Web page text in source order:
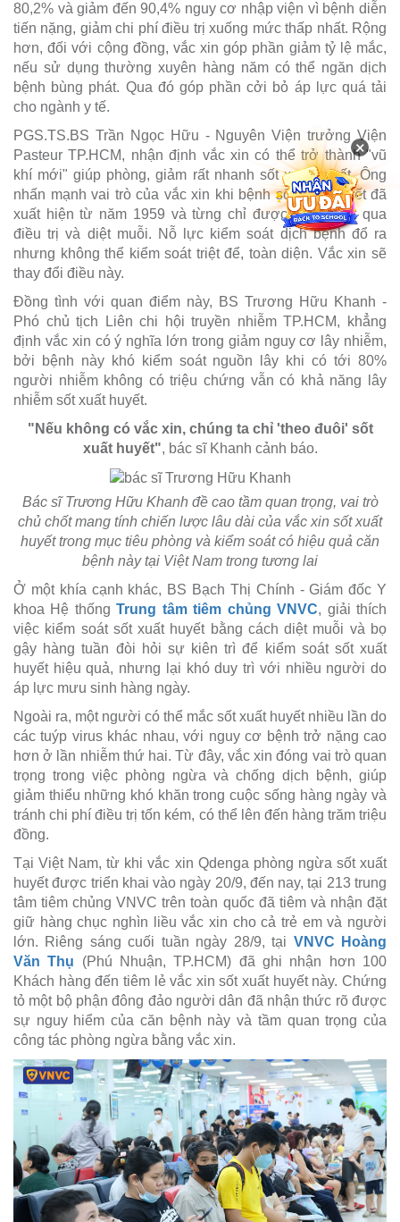
80,2% và giảm đến 90,4% nguy cơ nhập viện vì bệnh diễn
tiến nặng, giảm chi phí điều trị xuống mức thấp nhất. Rộng
hơn, đối với cộng đồng, vắc xin góp phần giảm tỷ lệ mắc,
nếu sử dụng thường xuyên hàng năm có thể ngăn dịch
bệnh bùng phát. Qua đó góp phần cởi bỏ áp lực quá tải
cho ngành y tế.
PGS.TS.BS Trần Ngọc Hữu - Nguyên Viện trưởng Viện
Pasteur TP.HCM, nhận định vắc xin có thể trở thành "vũ
khí mới" giúp phòng, giảm rất nhanh sốt xuất huyết. Ông
nhấn mạnh vai trò của vắc xin khi bệnh sốt xuất huyết đã
xuất hiện từ năm 1959 và từng chỉ được kiểm soát qua
điều trị và diệt muỗi. Nỗ lực kiểm soát dịch bệnh đổ ra
nhưng không thể kiểm soát triệt để, toàn diện. Vắc xin sẽ
thay đổi điều này.
Đồng tình với quan điểm này, BS Trương Hữu Khanh -
Phó chủ tịch Liên chi hội truyền nhiễm TP.HCM, khẳng
định vắc xin có ý nghĩa lớn trong giảm nguy cơ lây nhiễm,
bởi bệnh này khó kiểm soát nguồn lây khi có tới 80%
người nhiễm không có triệu chứng vẫn có khả năng lây
nhiễm sốt xuất huyết.
"Nếu không có vắc xin, chúng ta chỉ 'theo đuôi' sốt
xuất huyết", bác sĩ Khanh cảnh báo.
Bác sĩ Trương Hữu Khanh đề cao tầm quan trọng, vai trò
chủ chốt mang tính chiến lược lâu dài của vắc xin sốt xuất
huyết trong mục tiêu phòng và kiểm soát có hiệu quả căn
bệnh này tại Việt Nam trong tương lai
Ở một khía cạnh khác, BS Bạch Thị Chính - Giám đốc Y
khoa Hệ thốngTrung tâm tiêm chủng VNVC, giải thích
việc kiểm soát sốt xuất huyết bằng cách diệt muỗi và bọ
gậy hàng tuần đòi hỏi sự kiên trì để kiểm soát sốt xuất
huyết hiệu quả, nhưng lại khó duy trì với nhiều người do
áp lực mưu sinh hàng ngày.
Ngoài ra, một người có thể mắc sốt xuất huyết nhiều lần do
các tuýp virus khác nhau, với nguy cơ bệnh trở nặng cao
hơn ở lần nhiễm thứ hai. Từ đây, vắc xin đóng vai trò quan
trọng trong việc phòng ngừa và chống dịch bệnh, giúp
giảm thiểu những khó khăn trong cuộc sống hàng ngày và
tránh chi phí điều trị tốn kém, có thể lên đến hàng trăm triệu
đồng.
Tại Việt Nam, từ khi vắc xin Qdenga phòng ngừa sốt xuất
huyết được triển khai vào ngày 20/9, đến nay, tại 213 trung
tâm tiêm chủng VNVC trên toàn quốc đã tiêm và nhận đặt
giữ hàng chục nghìn liều vắc xin cho cả trẻ em và người
lớn. Riêng sáng cuối tuần ngày 28/9, tại VNVC Hoàng
Văn Thụ (Phú Nhuận, TP.HCM) đã ghi nhận hơn 100
Khách hàng đến tiêm lẻ vắc xin sốt xuất huyết này. Chứng
tỏ một bộ phận đông đảo người dân đã nhận thức rõ được
sự nguy hiểm của căn bệnh này và tầm quan trọng của
công tác phòng ngừa bằng vắc xin.
×